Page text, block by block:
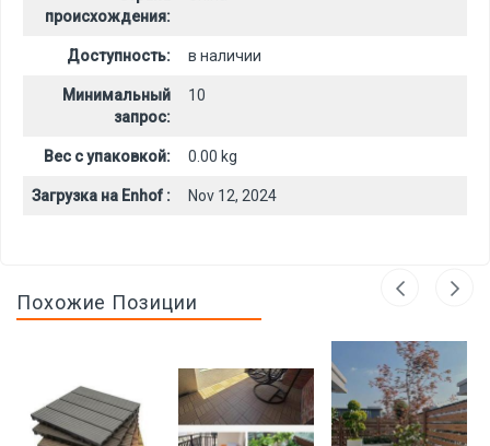
происхождения:
Доступность: в наличии
Минимальный
запрос:
10
Вес с упаковкой: 0.00 kg
Загрузка на Enhof : Nov 12, 2024
Похожие Позиции